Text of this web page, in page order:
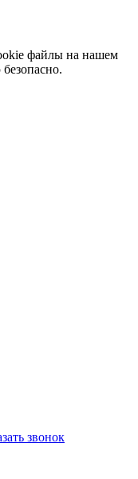
файлы на нашем
звонок